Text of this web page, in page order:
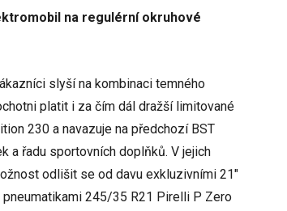
na regulérní okruhové
slyší na kombinaci temného
platit i za čím dál dražší limitované
230 a navazuje na předchozí BST
a řadu sportovních doplňků. V jejich
odlišit se od davu exkluzivními 21"
245/35 R21 Pirelli P Zero